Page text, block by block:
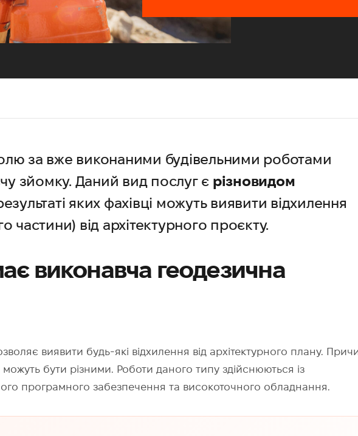
за вже виконаними будівельними роботами
зйомку. Даний вид послуг є різновидом
яких фахівці можуть виявити відхилення
частини) від архітектурного проєкту.
виконавча геодезична
виявити будь-які відхилення від архітектурного плану.
можуть бути різними. Роботи даного типу здійснюються із
програмного забезпечення та високоточного обладнання.